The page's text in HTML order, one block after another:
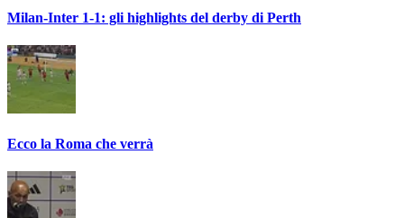
Milan-Inter 1-1: gli highlights del derby di Perth
Ecco la Roma che verrà